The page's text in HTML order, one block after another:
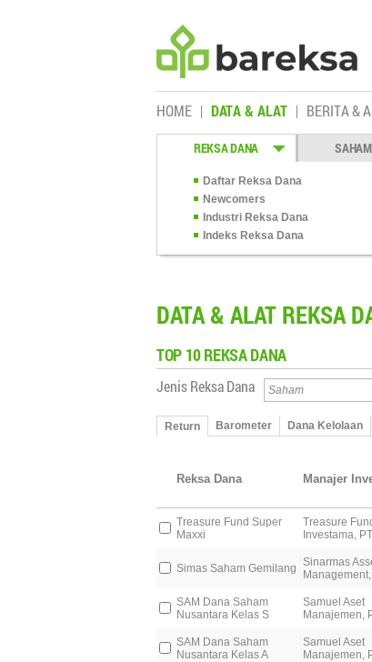
HOME DATA & ALAT BERITA &
REKSA DANA SAHAM
Daftar Reksa Dana
Newcomers
Industri Reksa Dana
Indeks Reksa Dana
DATA & ALAT REKSA
TOP 10REKSA DANA
Jenis Reksa Dana
Return Barometer Dana Kelolaan
Reksa Dana Manajer
Treasure Fund Super
Maxxi
Treasure
Investama, PT
Simas Saham Gemilang
Sinarmas
SAM Dana Saham
Nusantara Kelas S
Samuel Aset
Manajemen,
SAM Dana Saham
Nusantara Kelas A
Samuel Aset
Manajemen,